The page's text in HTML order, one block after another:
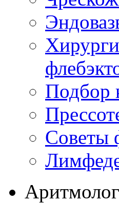
Подбор
Советы